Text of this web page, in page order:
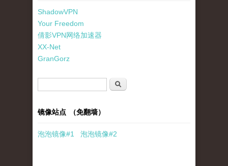
ShadowVPN
Your Freedom
倩影VPN网络加速器
XX-Net
GranGorz
搜索
镜像站点 （免翻墙）
泡泡镜像#1 泡泡镜像#2